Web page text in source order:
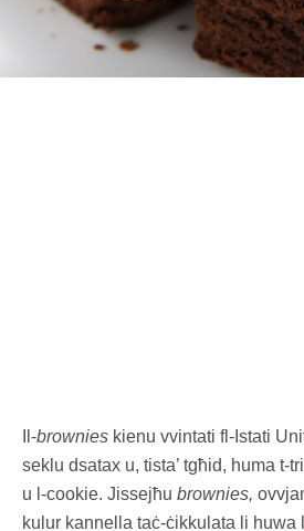
Il-brownies kienu vvintati fl-Istati
seklu dsatax u, tista’ tgħid, huma t-
u l-cookie. Jissejħu brownies,
kulur kannella taċ-ċikkulata li huwa